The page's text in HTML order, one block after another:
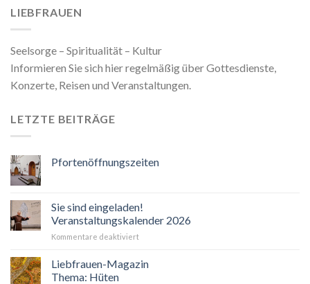
LIEBFRAUEN
Seelsorge – Spiritualität – Kultur
Informieren Sie sich hier regelmäßig über Gottesdienste,
Konzerte, Reisen und Veranstaltungen.
LETZTE BEITRÄGE
Pfortenöffnungszeiten
Sie sind eingeladen!
Veranstaltungskalender 2026
Kommentare deaktiviertfür
sind
eingeladen!
Liebfrauen-Magazin
Thema: Hüten